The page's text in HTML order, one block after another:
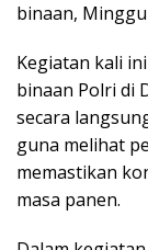
binaan,
Kegiatan kali
binaan Polri di
secara
guna melihat
memastikan
masa panen.